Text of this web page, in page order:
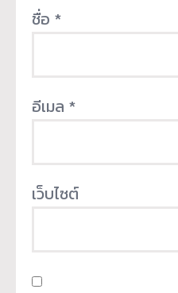
ชื่อ *
อีเมล *
เว็บไซต์